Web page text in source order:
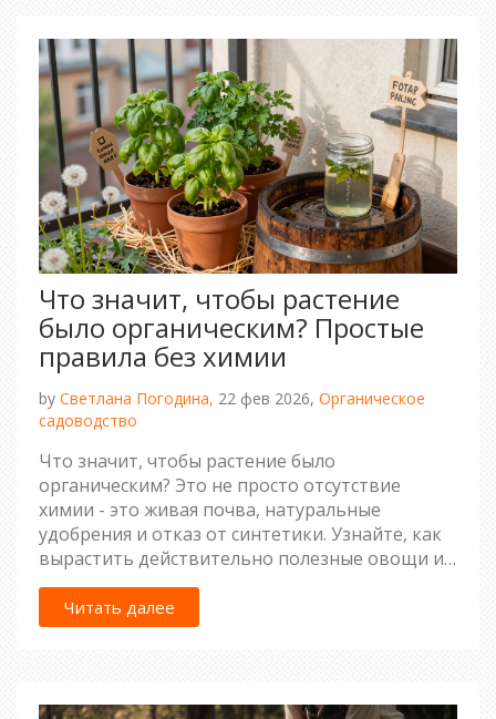
Что значит, чтобы растение
было органическим? Простые
правила без химии
by Светлана Погодина, 22 фев 2026, Органическое
садоводство
Что значит, чтобы растение было
органическим? Это не просто отсутствие
химии - это живая почва, натуральные
удобрения и отказ от синтетики. Узнайте, как
вырастить действительно полезные овощи и
цветы без химикатов.
Читать далее